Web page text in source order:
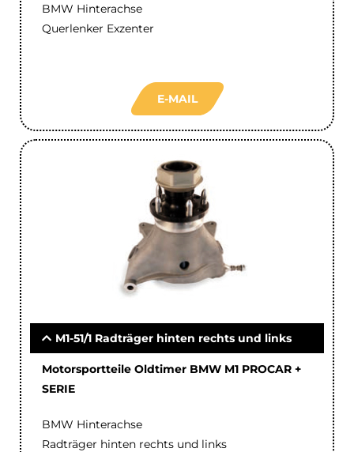
BMW Hinterachse
Querlenker Exzenter
E-MAIL
M1-51/1 Radträger hinten rechts und links
Motorsportteile Oldtimer BMW M1 PROCAR +
SERIE
BMW Hinterachse
Radträger hinten rechts und links